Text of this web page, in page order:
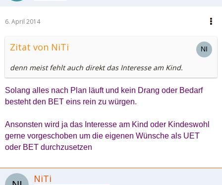
6. April 2014
Zitat von NiTi
denn meist fehlt auch direkt das Interesse am Kind.
Solang alles nach Plan läuft und kein Drang oder Bedarf
besteht den BET eins rein zu würgen.
Ansonsten wird ja das Interesse am Kind oder Kindeswohl
gerne vorgeschoben um die eigenen Wünsche als UET
oder BET durchzusetzen
NiTi